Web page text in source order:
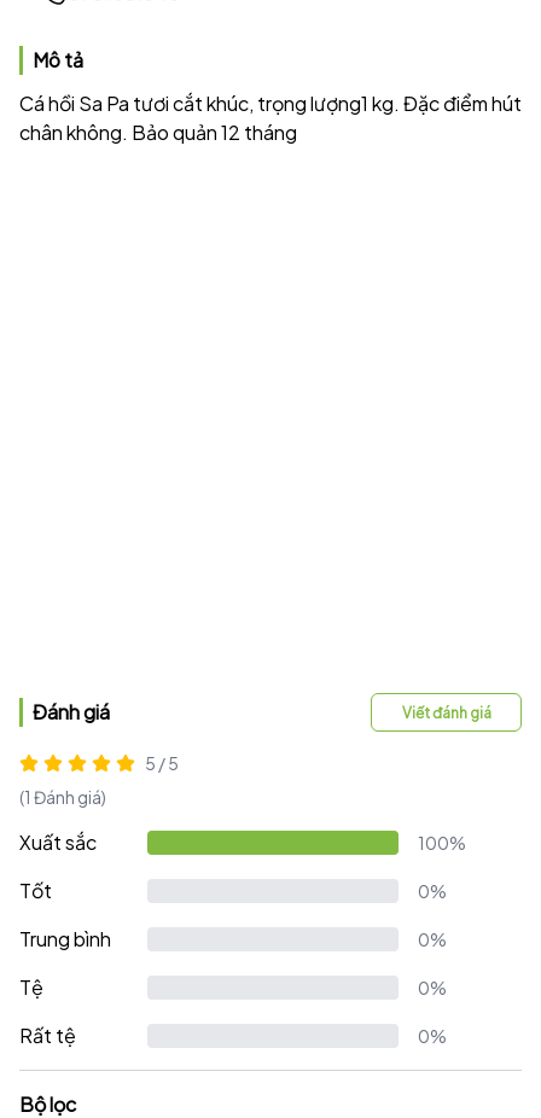
Mô tả
Cá hồi Sa Pa tươi cắt khúc, trọng lượng1 kg. Đặc điểm hút
chân không. Bảo quản 12 tháng
Đánh giá Viết đánh giá
5 / 5
(1 Đánh giá)
Xuất sắc 100%
Tốt 0%
Trung bình 0%
Tệ 0%
Rất tệ 0%
Bộ lọc